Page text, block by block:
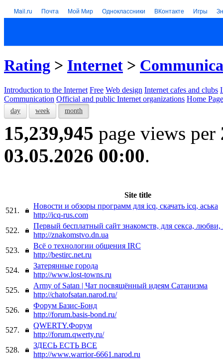
Mail.ru Почта Мой Мир Одноклассники ВКонтакте Игры
Rating > Internet >
Introduction to the Internet Free Web design Internet cafes and clubs
Communication Official and public Internet organizations Home
day week month
15,239,945 page views per
03.05.2026 00:00.
Site title
521.
Новости и обзоры программ для icq, скачать icq, аська
http://icq-rus.com
522.
Первый бесплатный сайт знакомств, для секса,
http://znakomstvo.dn.ua
523.
Всё о технологии общения IRC
http://bestirc.net.ru
524.
Затерянные города
http://www.lost-towns.ru
525.
Army of Satan | Чат посвящённый идеям Сатанизма
http://chatofsatan.narod.ru/
526.
Форум Базис-Бонд
http://forum.basis-bond.ru/
527.
QWERTY.Форум
http://forum.qwerty.ru/
528.
ЗДЕСЬ ЕСТЬ ВСЕ
http://www.warrior-6661.narod.ru